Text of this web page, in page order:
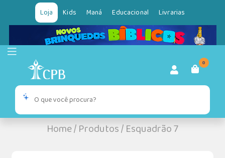
Loja Kids Maná Educacional Livrarias
0
Home/Produtos/Esquadrão 7